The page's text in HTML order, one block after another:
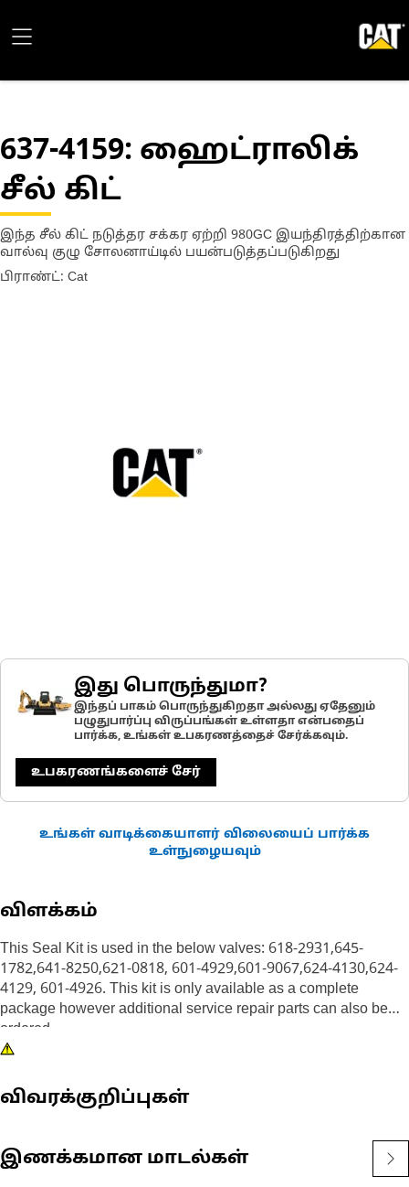
637-4159: ஹைட்ராலிக்
சீல் கிட்
இந்த சீல் கிட் நடுத்தர சக்கர ஏற்றி 980GC இயந்திரத்திற்கான
வால்வு குழு சோலனாய்டில் பயன்படுத்தப்படுகிறது
பிராண்ட்: Cat
இது பொருந்துமா?
இந்தப் பாகம் பொருந்துகிறதா அல்லது ஏதேனும்
பழுதுபார்ப்பு விருப்பங்கள் உள்ளதா என்பதைப்
பார்க்க, உங்கள் உபகரணத்தைச் சேர்க்கவும்.
உபகரணங்களைச் சேர்
உங்கள் வாடிக்கையாளர் விலையைப் பார்க்க
உள்நுழையவும்
விளக்கம்
This Seal Kit is used in the below valves: 618-2931,645-
1782,641-8250,621-0818, 601-4929,601-9067,624-4130,624-
4129, 601-4926. This kit is only available as a complete
package however additional service repair parts can also be
ordered.
விவரக்குறிப்புகள்
இணக்கமான மாடல்கள்